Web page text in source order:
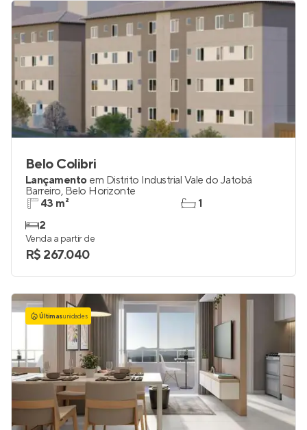
Belo Colibri
Lançamento em Distrito Industrial Vale do Jatobá
Barreiro, Belo Horizonte
43 m²
2
1
Venda a partir de
R$ 267.040
Últimasunidades